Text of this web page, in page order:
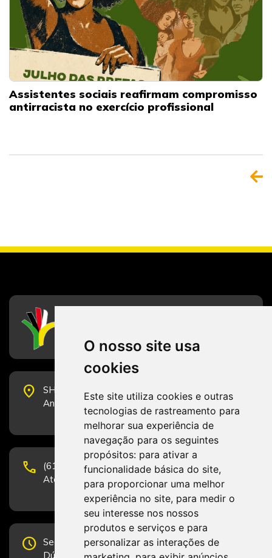
O nosso site usa
cookies
Este site utiliza cookies e outras
tecnologias de rastreamento para
melhorar sua experiência de
navegação para os seguintes
propósitos: para ativar a
funcionalidade básica do site,
para proporcionar uma melhor
experiência no site, para medir o
seu interesse nos nossos
produtos e serviços e para
personalizar as interações de
Assistentes sociais reafirmam compromisso
antirracista no exercício profissional
place
SHS Quadra 6, Bloco E, Complexo Brasil 21, 20º
Andar, Sala 2001 - CEP 70322-915 - Brasília/DF
phone
(61) 3223-1652 e (61) 98131-3801.
Atendimento por telefone em horário comercial
schedule Segunda-feira a Sexta-feira de 12h às 19h.
Dúvidas e sugestões pelo Fale Conosco.